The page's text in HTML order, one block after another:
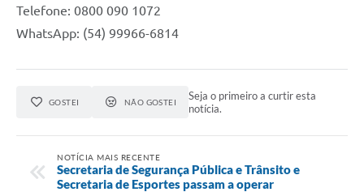
Imóveis predial
Legislação consolidada
Telefone: 0800 090 1072
WhatsApp: (54) 99966-6814
GOSTEI NÃO GOSTEI
Seja o primeiro a curtir esta
notícia.
NOTÍCIA MAIS RECENTE
Secretaria de Segurança Pública e Trânsito e
Secretaria de Esportes passam a operar